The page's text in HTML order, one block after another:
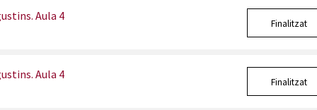
Aula 4
Finalitzat
Aula 4
Finalitzat